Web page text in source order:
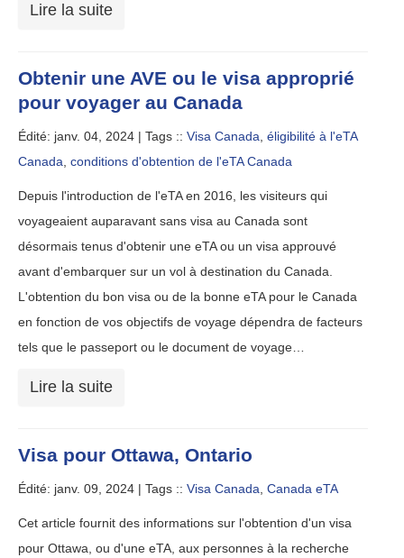
Lire la suite
Obtenir une AVE ou le visa approprié
pour voyager au Canada
Édité: janv. 04, 2024 | Tags :: Visa Canada, éligibilité à l'eTA
Canada, conditions d'obtention de l'eTA Canada
Depuis l'introduction de l'eTA en 2016, les visiteurs qui
voyageaient auparavant sans visa au Canada sont
désormais tenus d'obtenir une eTA ou un visa approuvé
avant d'embarquer sur un vol à destination du Canada.
L'obtention du bon visa ou de la bonne eTA pour le Canada
en fonction de vos objectifs de voyage dépendra de facteurs
tels que le passeport ou le document de voyage…
Lire la suite
Visa pour Ottawa, Ontario
Édité: janv. 09, 2024 | Tags :: Visa Canada, Canada eTA
Cet article fournit des informations sur l'obtention d'un visa
pour Ottawa, ou d'une eTA, aux personnes à la recherche